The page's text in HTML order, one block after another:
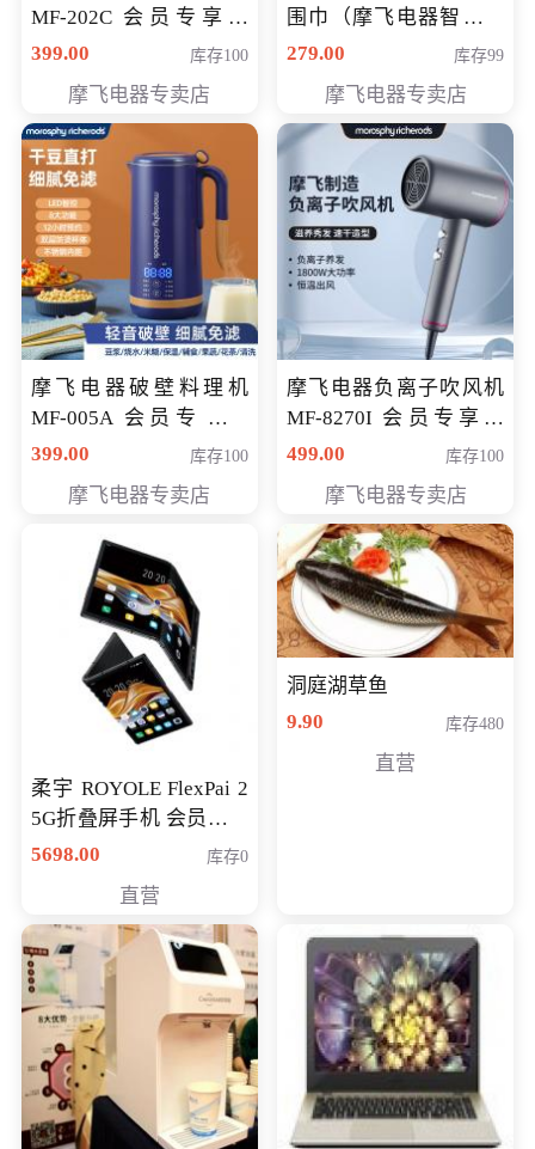
MF-202C 会员专享价
269元
399.00 库存100
摩飞电器专卖店
围巾（摩飞电器智能加
热按摩围脖） 会员专享
279.00 库存99
摩飞电器专卖店
摩飞电器破壁料理机
MF-005A 会员专享价
198元
399.00 库存100
摩飞电器专卖店
摩飞电器负离子吹风机
MF-8270I 会员专享价
369元
499.00 库存100
摩飞电器专卖店
柔宇 ROYOLE FlexPai 2
5G折叠屏手机 会员专享
购买价格 4998元
5698.00 库存0
直营
洞庭湖草鱼
9.90
库存480
直营